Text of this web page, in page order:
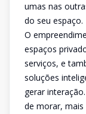
umas nas
do seu espaço.
O
espaços
serviços, e
soluções
gerar
de morar, mais